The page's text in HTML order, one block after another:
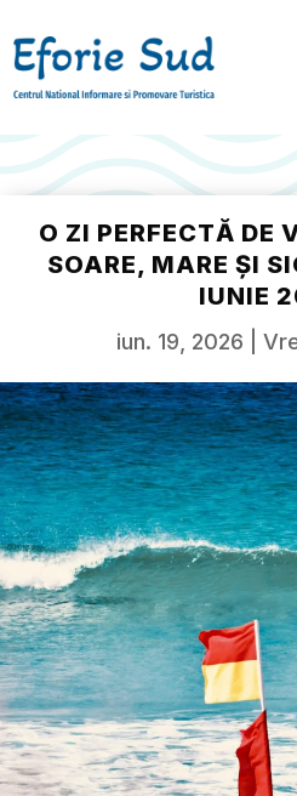
O ZI PERFECTĂ DE
SOARE, MARE ȘI
IUNIE
iun. 19, 2026